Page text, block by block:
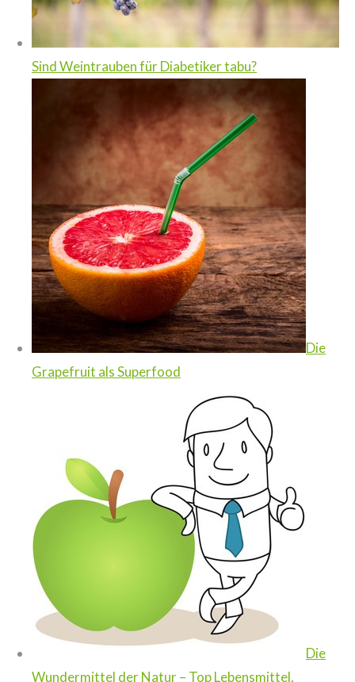
Sind Weintrauben für Diabetiker tabu?
Die
Grapefruit als Superfood
Die
Wundermittel der Natur – Top Lebensmittel,